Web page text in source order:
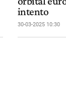
intento
30-03-2025 10:30